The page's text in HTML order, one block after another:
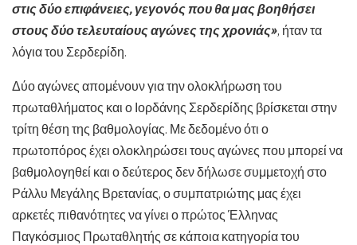
στις δύο επιφάνειες, γεγονός που θα μας βοηθήσει
στους δύο τελευταίους αγώνες της χρονιάς», ήταν τα
λόγια του Σερδερίδη.
Δύο αγώνες απομένουν για την ολοκλήρωση του
πρωταθλήματος και ο Ιορδάνης Σερδερίδης βρίσκεται στην
τρίτη θέση της βαθμολογίας. Με δεδομένο ότι ο
πρωτοπόρος έχει ολοκληρώσει τους αγώνες που μπορεί να
βαθμολογηθεί και ο δεύτερος δεν δήλωσε συμμετοχή στο
Ράλλυ Μεγάλης Βρετανίας, ο συμπατριώτης μας έχει
αρκετές πιθανότητες να γίνει ο πρώτος Έλληνας
Παγκόσμιος Πρωταθλητής σε κάποια κατηγορία του